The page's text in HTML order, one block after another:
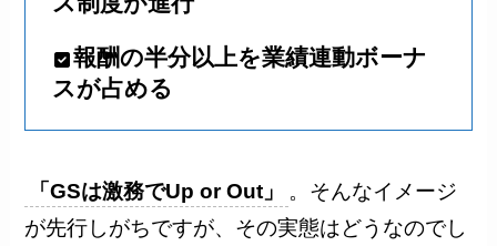
報酬の半分以上を業績連動ボーナ
スが占める
「GSは激務でUp or Out」
。そんなイメージ
が先行しがちですが、その実態はどうなのでし